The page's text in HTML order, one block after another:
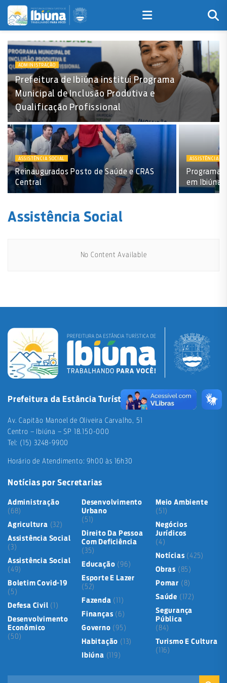
ADMINISTRAÇÃO
Prefeitura de Ibiúna institui Programa
Municipal de Inclusão Produtiva e
Qualificação Profissional
ASSISTÊNCIA SOCIAL
Reinaugurados Posto de Saúde e CRAS
Central
ASSISTÊNCIA
Programa
em Ibiúna
Assistência Social
No Content Available
Prefeitura da Estância Turística de Ibiúna
Av. Capitão Manoel de Oliveira Carvalho, 51
Centro – Ibiúna – SP 18.150-000
Tel: (15) 3248-9900
Horário de Atendimento: 9h00 às 16h30
Notícias por Secretarias
Administração
(68)
Agricultura (32)
Assistência Social
(3)
Assistência Social
(49)
Boletim Covid-19
(5)
Defesa Civil (1)
Desenvolvimento
Econômico
(50)
Desenvolvimento
Urbano
(51)
Direito Da Pessoa
Com Deficiência
(35)
Educação (96)
Esporte E Lazer
(52)
Fazenda (11)
Finanças (6)
Governo (95)
Habitação (13)
Ibiúna (119)
Meio Ambiente
(51)
Negócios
Jurídicos
(4)
Notícias (425)
Obras (85)
Pomar (8)
Saúde (172)
Segurança
Pública
(84)
Turismo E Cultura
(116)